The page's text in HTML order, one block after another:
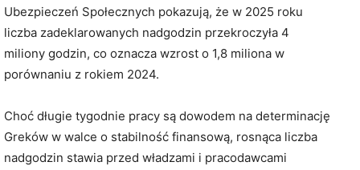
Ubezpieczeń Społecznych pokazują, że w 2025 roku
liczba zadeklarowanych nadgodzin przekroczyła 4
miliony godzin, co oznacza wzrost o 1,8 miliona w
porównaniu z rokiem 2024.
Choć długie tygodnie pracy są dowodem na determinację
Greków w walce o stabilność finansową, rosnąca liczba
nadgodzin stawia przed władzami i pracodawcami